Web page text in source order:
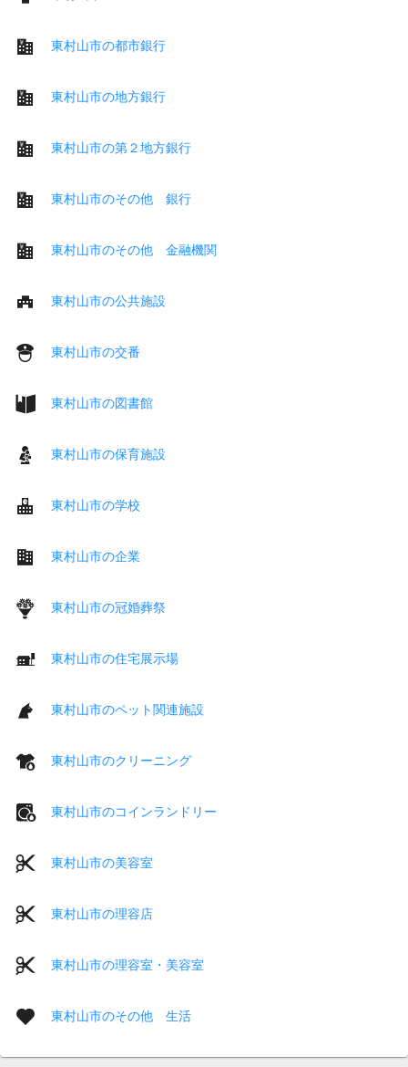
東村山市の都市銀行
東村山市の地方銀行
東村山市の第２地方銀行
東村山市のその他 銀行
東村山市のその他 金融機関
東村山市の公共施設
東村山市の交番
東村山市の図書館
東村山市の保育施設
東村山市の学校
東村山市の企業
東村山市の冠婚葬祭
東村山市の住宅展示場
東村山市のペット関連施設
東村山市のクリーニング
東村山市のコインランドリー
東村山市の美容室
東村山市の理容店
東村山市の理容室・美容室
東村山市のその他 生活